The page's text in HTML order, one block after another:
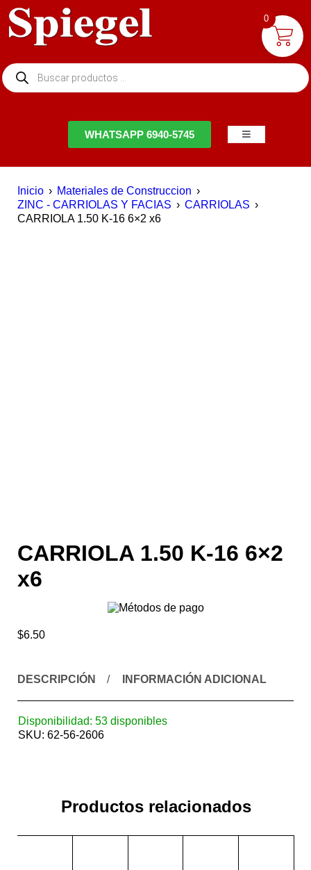
WHATSAPP 6940-5745
Inicio › Materiales de Construccion ›
ZINC - CARRIOLAS Y FACIAS › CARRIOLAS ›
CARRIOLA 1.50 K-16 6×2 x6
CARRIOLA 1.50 K-16 6×2
x6
$6.50
DESCRIPCIÓN INFORMACIÓN ADICIONAL
Disponibilidad: 53 disponibles
SKU: 62-56-2606
Productos relacionados
0